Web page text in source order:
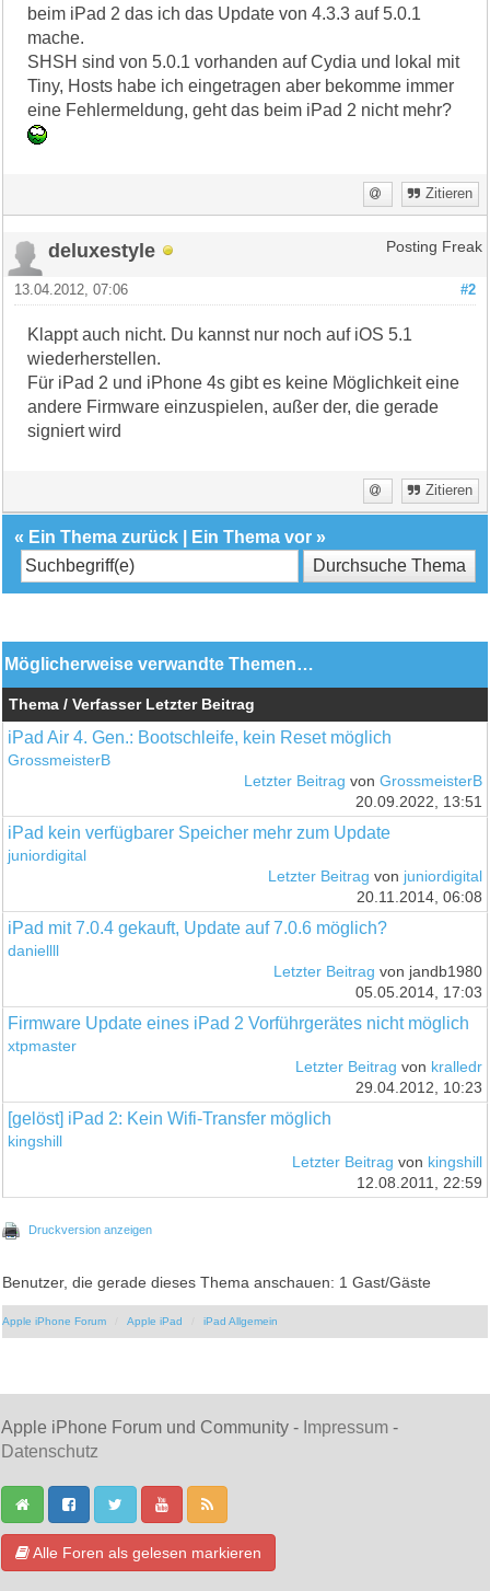
beim iPad 2 das ich das Update von 4.3.3 auf 5.0.1
mache.
SHSH sind von 5.0.1 vorhanden auf Cydia und lokal mit
Tiny, Hosts habe ich eingetragen aber bekomme immer
eine Fehlermeldung, geht das beim iPad 2 nicht mehr?
Zitieren
deluxestyle Posting Freak
#2
13.04.2012, 07:06
Klappt auch nicht. Du kannst nur noch auf iOS 5.1
wiederherstellen.
Für iPad 2 und iPhone 4s gibt es keine Möglichkeit eine
andere Firmware einzuspielen, außer der, die gerade
signiert wird
Zitieren
« Ein Thema zurück Ein Thema vor »
Möglicherweise verwandte Themen…
Thema / Verfasser Letzter Beitrag
iPad Air 4. Gen.: Bootschleife, kein Reset möglich
GrossmeisterB
Letzter Beitrag von GrossmeisterB
20.09.2022, 13:51
iPad kein verfügbarer Speicher mehr zum Update
juniordigital
Letzter Beitrag von juniordigital
20.11.2014, 06:08
iPad mit 7.0.4 gekauft, Update auf 7.0.6 möglich?
daniellll
Letzter Beitrag von jandb1980
05.05.2014, 17:03
Firmware Update eines iPad 2 Vorführgerätes nicht möglich
xtpmaster
Letzter Beitrag von kralledr
29.04.2012, 10:23
[gelöst] iPad 2: Kein Wifi-Transfer möglich
kingshill
Letzter Beitrag von kingshill
12.08.2011, 22:59
Druckversion anzeigen
Benutzer, die gerade dieses Thema anschauen: 1 Gast/Gäste
Apple iPhone Forum Apple iPad iPad Allgemein
Apple iPhone Forum und Community - Impressum -
Datenschutz
Alle Foren als gelesen markieren